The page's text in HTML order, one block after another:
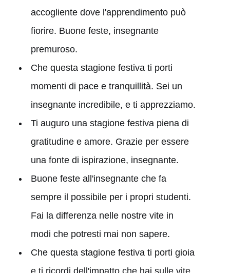
accogliente dove l'apprendimento può
fiorire. Buone feste, insegnante
premuroso.
Che questa stagione festiva ti porti
momenti di pace e tranquillità. Sei un
insegnante incredibile, e ti apprezziamo.
Ti auguro una stagione festiva piena di
gratitudine e amore. Grazie per essere
una fonte di ispirazione, insegnante.
Buone feste all'insegnante che fa
sempre il possibile per i propri studenti.
Fai la differenza nelle nostre vite in
modi che potresti mai non sapere.
Che questa stagione festiva ti porti gioia